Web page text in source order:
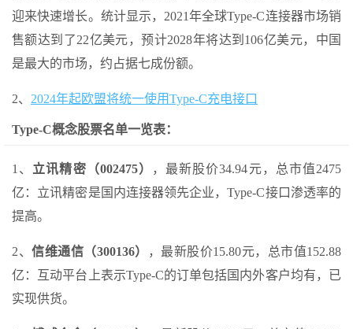
迎来快速增长。统计显示，2021年全球Type-C连接器市场销
售额达到了22亿美元，预计2028年将达到106亿美元，中国
是最大的市场，约占据七成份额。
2、 2024年起欧盟将统一使用Type-C充电接口
Type-C概念股票名单一览表：
1、 立讯精密（002475）
，最新股价34.94元，总市值2475
亿：立讯精密是国内连接器领先企业，Type-C接口渗透率的
提高。
2、 信维通信（300136）
，最新股价15.80元，总市值152.88
亿：互动平台上表示Type-C的订单包括国内外客户均有，已
实现供货。